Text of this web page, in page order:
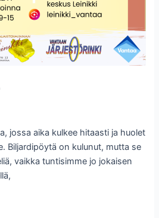
jossa aika kulkee hitaasti ja huolet
Biljardipöytä on kulunut, mutta se
vaikka tuntisimme jo jokaisen